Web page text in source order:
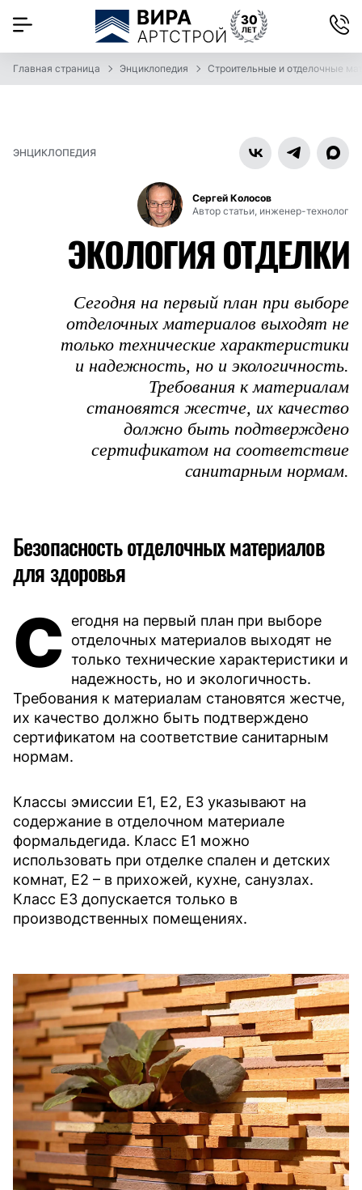
Главная страница Энциклопедия Строительные и отделочные
ЭНЦИКЛОПЕДИЯ
Сергей Колосов
Автор статьи, инженер-технолог
ЭКОЛОГИЯ ОТДЕЛКИ
Сегодня на первый план при выборе
отделочных материалов выходят не
только технические характеристики
и надежность, но и экологичность.
Требования к материалам
становятся жестче, их качество
должно быть подтверждено
сертификатом на соответствие
санитарным нормам.
Безопасность отделочных материалов
для здоровья
С егодня на первый план при выборе
отделочных материалов выходят не
только технические характеристики и
надежность, но и экологичность.
Требования к материалам становятся жестче,
их качество должно быть подтверждено
сертификатом на соответствие санитарным
нормам.
Классы эмиссии E1, E2, E3 указывают на
содержание в отделочном материале
формальдегида. Класс E1 можно
использовать при отделке спален и детских
комнат, Е2 – в прихожей, кухне, санузлах.
Класс E3 допускается только в
производственных помещениях.